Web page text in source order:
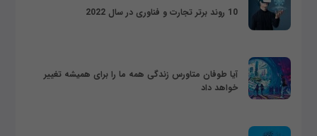
10 روند برتر تجارت و فناوری در سال 2022
آیا طوفان متاورس زندگی همه ما را برای همیشه تغییر
خواهد داد